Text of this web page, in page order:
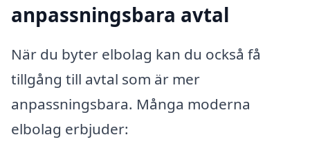
anpassningsbara avtal
När du byter elbolag kan du också få
tillgång till avtal som är mer
anpassningsbara. Många moderna
elbolag erbjuder: